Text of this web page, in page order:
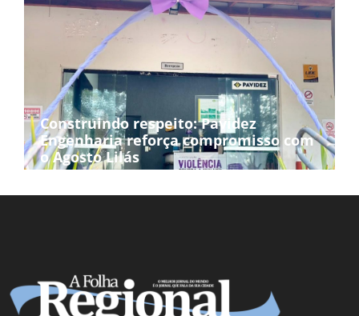
Construindo respeito: Pavidez
Engenharia reforça compromisso com
o Agosto Lilás